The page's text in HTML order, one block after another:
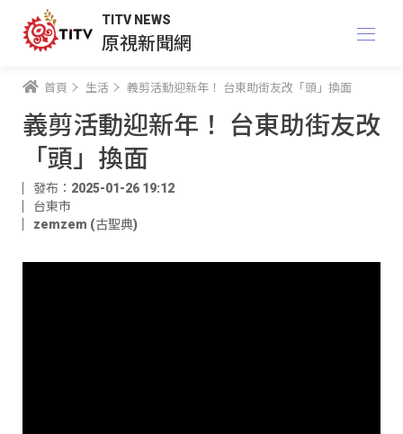
TITV NEWS
原視新聞網
首頁 生活 義剪活動迎新年！ 台東助街友改「頭」換面
義剪活動迎新年！ 台東助街友改
「頭」換面
發布：2025-01-26 19:12
台東市
zemzem (古聖典)